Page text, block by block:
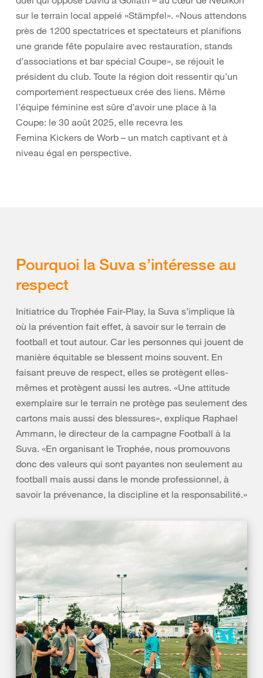
sur le terrain local appelé «Stämpfel». «Nous attendons
près de 1200 spectatrices et spectateurs et planifions
une grande fête populaire avec restauration, stands
d’associations et bar spécial Coupe», se réjouit le
président du club. Toute la région doit ressentir qu’un
comportement respectueux crée des liens. Même
l’équipe féminine est sûre d’avoir une place à la
Coupe: le 30 août 2025, elle recevra les
Femina Kickers de Worb – un match captivant et à
niveau égal en perspective.
Pourquoi la Suva s’intéresse au
respect
Initiatrice du Trophée Fair-Play, la Suva s’implique là
où la prévention fait effet, à savoir sur le terrain de
football et tout autour. Car les personnes qui jouent de
manière équitable se blessent moins souvent. En
faisant preuve de respect, elles se protègent elles-
mêmes et protègent aussi les autres. «Une attitude
exemplaire sur le terrain ne protège pas seulement des
cartons mais aussi des blessures», explique Raphael
Ammann, le directeur de la campagne Football à la
Suva. «En organisant le Trophée, nous promouvons
donc des valeurs qui sont payantes non seulement au
football mais aussi dans le monde professionnel, à
savoir la prévenance, la discipline et la responsabilité.»